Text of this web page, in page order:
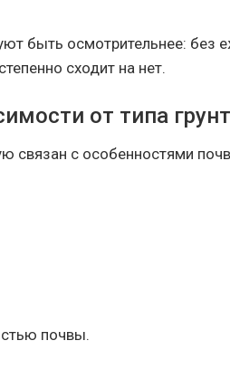
быть осмотрительнее: без
сходит на нет.
от типа
связан с особенностями
почвы.